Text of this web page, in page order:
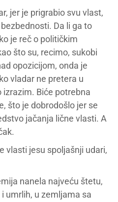
jer je prigrabio svu vlast,
Da li ga to
je reč o političkim
što su, recimo, sukobi
opozicijom, onda je
vladar ne pretera u
Biće potrebna
što je dobrodošlo jer se
jačanja lične vlasti. A
vlasti jesu spoljašnji udari,
nanela najveću štetu,
umrlih, u zemljama sa